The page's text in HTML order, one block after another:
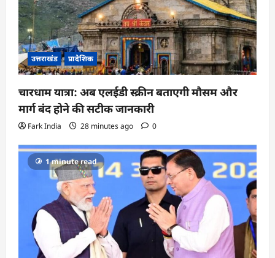
उत्तराखंड प्रादेशिक
चारधाम यात्रा: अब एलईडी स्क्रीन बताएगी मौसम और
मार्ग बंद होने की सटीक जानकारी
Fark India 28 minutes ago 0
1 minute read